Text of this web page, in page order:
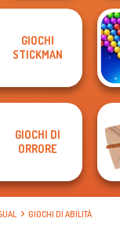
Stack Dr.
GIOCHI
STICKMAN
GIOCHI DI
ORRORE
GIOCHI DI ABILITÀ